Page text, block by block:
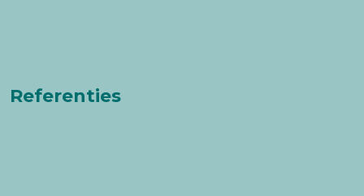
Referenties